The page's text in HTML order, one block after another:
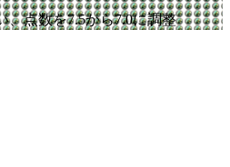
、点数を7.5から7.0に調整